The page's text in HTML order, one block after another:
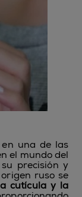
una de las
el mundo del
precisión y
ruso se
cutícula y la